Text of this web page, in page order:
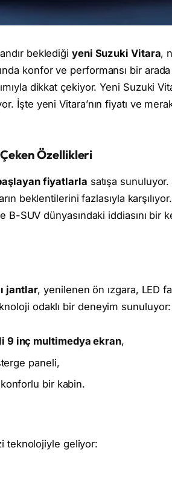
beklediği yeni Suzuki Vitara,
konfor ve performansı bir
dikkat çekiyor. Yeni Suzuki
İşte yeni Vitara’nın fiyatı ve
Özellikleri
fiyatlarla satışa
beklentilerini fazlasıyla
B-SUV dünyasındaki iddiasını bir
jantlar, yenilenen ön ızgara, LED
odaklı bir deneyim sunuluyor:
9 inç multimedya ekran,
paneli,
bir kabin.
teknolojiyle geliyor: